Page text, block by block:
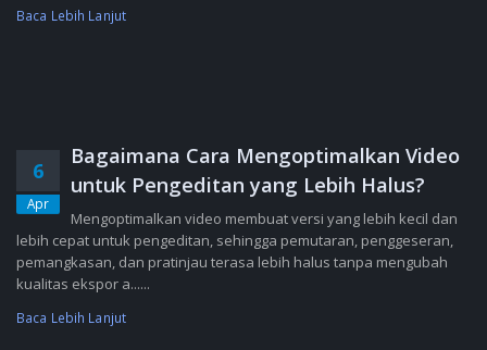
Baca Lebih Lanjut
6
Apr
Bagaimana Cara Mengoptimalkan Video
untuk Pengeditan yang Lebih Halus?
Mengoptimalkan video membuat versi yang lebih kecil dan
lebih cepat untuk pengeditan, sehingga pemutaran, penggeseran,
pemangkasan, dan pratinjau terasa lebih halus tanpa mengubah
kualitas ekspor a......
Baca Lebih Lanjut